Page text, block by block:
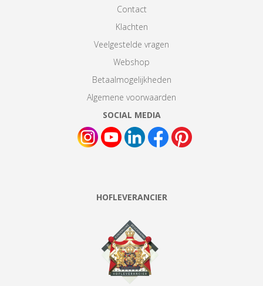
Contact
Klachten
Veelgestelde vragen
Webshop
Betaalmogelijkheden
Algemene voorwaarden
SOCIAL MEDIA
HOFLEVERANCIER